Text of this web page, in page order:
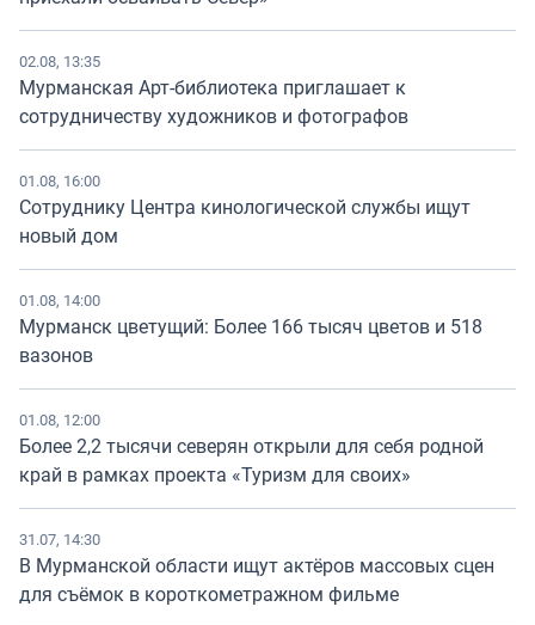
02.08, 13:35
Мурманская Арт-библиотека приглашает к
сотрудничеству художников и фотографов
01.08, 16:00
Сотруднику Центра кинологической службы ищут
новый дом
01.08, 14:00
Мурманск цветущий: Более 166 тысяч цветов и 518
вазонов
01.08, 12:00
Более 2,2 тысячи северян открыли для себя родной
край в рамках проекта «Туризм для своих»
31.07, 14:30
В Мурманской области ищут актёров массовых сцен
для съёмок в короткометражном фильме